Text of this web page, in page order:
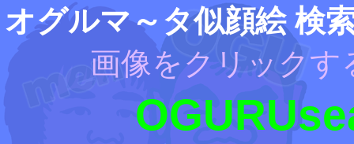
オグルマ～タ似顔絵 検
画像をクリックす